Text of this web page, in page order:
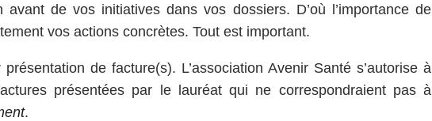
de vos initiatives dans vos dossiers. D’où l’importance de
vos actions concrètes. Tout est important.
de facture(s). L’association Avenir Santé s’autorise à
présentées par le lauréat qui ne correspondraient pas à
.